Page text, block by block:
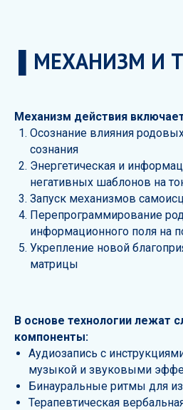
▌МЕХАНИЗМ И
Механизм действия
Осознание влияния
сознания
Энергетическая и
негативных шаблонов на
Запуск механизмов
Перепрограммирование
информационного поля на
Укрепление новой
матрицы
В основе технологии лежат
компоненты:
Аудиозапись с
музыкой и звуковыми
Бинауральные ритмы для
Терапевтическая